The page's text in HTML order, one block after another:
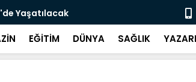
Yaşatılacak Emekli
EĞİTİM DÜNYA SAĞLIK